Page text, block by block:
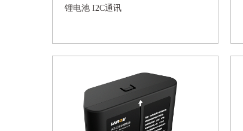
锂电池 I2C通讯